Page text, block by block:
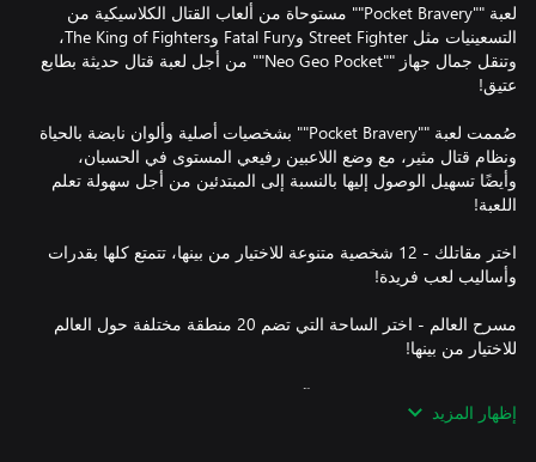
لعبة ""Pocket Bravery"" مستوحاة من ألعاب القتال الكلاسيكية من
التسعينيات مثل Street Fighter وFatal Fury وThe King of Fighters،
وتنقل جمال جهاز ""Neo Geo Pocket"" من أجل لعبة قتال حديثة بطابع
صُممت لعبة ""Pocket Bravery"" بشخصيات أصلية وألوان نابضة بالحياة
ونظام قتال مثير، مع وضع اللاعبين رفيعي المستوى في الحسبان،
وأيضًا تسهيل الوصول إليها بالنسبة إلى المبتدئين من أجل سهولة تعلم
اختر مقاتلك - 12 شخصية متنوعة للاختيار من بينها، تتمتع كلها بقدرات
مسرح العالم - اختر الساحة التي تضم 20 منطقة مختلفة حول العالم
وقت اللعبة - تابع قصة نونو والآخرين وهم يحققون في التنظيم
إظهار المزيد